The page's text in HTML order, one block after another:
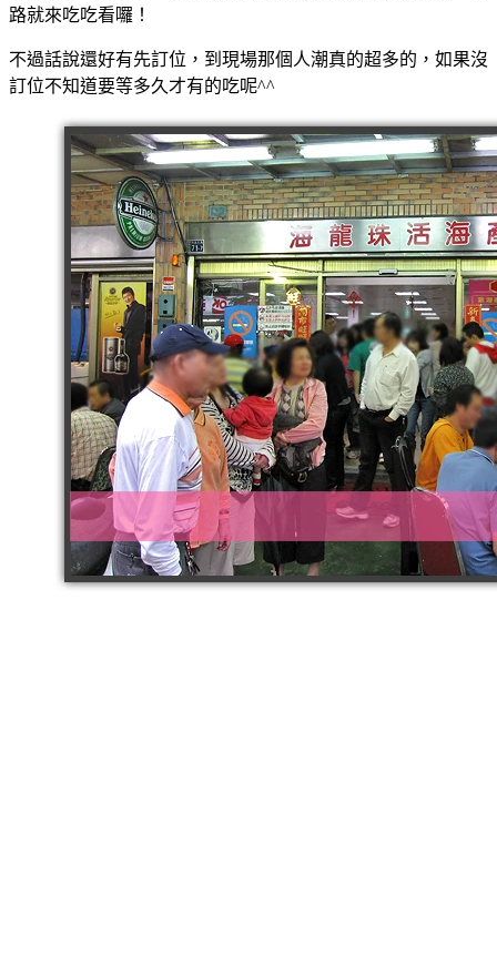
路就來吃吃看囉！
不過話說還好有先訂位，到現場那個人潮真的超多的，如果沒
訂位不知道要等多久才有的吃呢^^